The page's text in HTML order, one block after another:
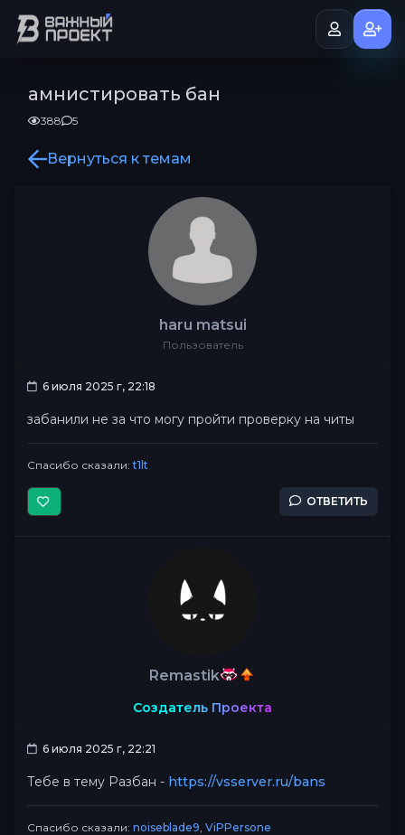
амнистировать бан
388 5
Вернуться к темам
haru matsui
Пользователь
6 июля 2025 г, 22:18
забанили не за что могу пройти проверку на читы
Спасибо сказали:t1lt
ОТВЕТИТЬ
Remastik
Создатель Проекта
6 июля 2025 г, 22:21
Тебе в тему Разбан - https://vsserver.ru/bans
Спасибо сказали: noiseblade9, ViPPersone